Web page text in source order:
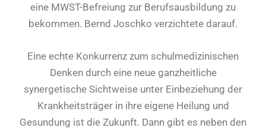
eine MWST-Befreiung zur Berufsausbildung zu
bekommen. Bernd Joschko verzichtete darauf.
Eine echte Konkurrenz zum schulmedizinischen
Denken durch eine neue ganzheitliche
synergetische Sichtweise unter Einbeziehung der
Krankheitsträger in ihre eigene Heilung und
Gesundung ist die Zukunft. Dann gibt es neben den